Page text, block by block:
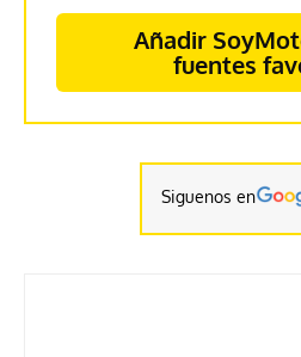
Añadir
fuentes
Siguenos en